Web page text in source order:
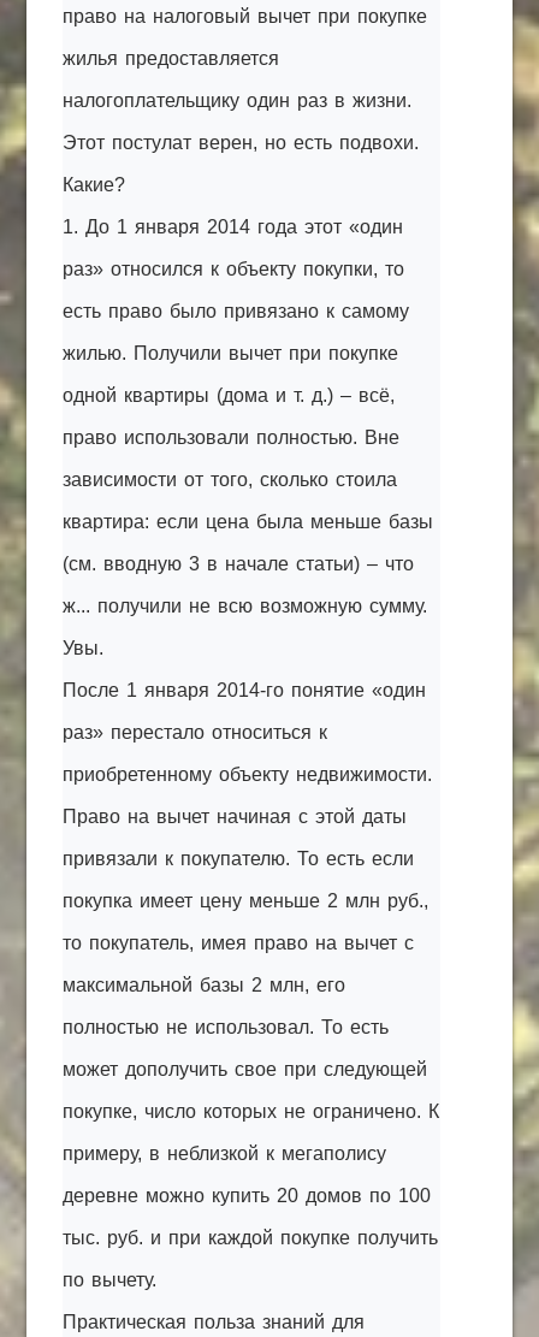
право на налоговый вычет при покупке
жилья предоставляется
налогоплательщику один раз в жизни.
Этот постулат верен, но есть подвохи.
Какие?
1. До 1 января 2014 года этот «один
раз» относился к объекту покупки, то
есть право было привязано к самому
жилью. Получили вычет при покупке
одной квартиры (дома и т. д.) – всё,
право использовали полностью. Вне
зависимости от того, сколько стоила
квартира: если цена была меньше базы
(см. вводную 3 в начале статьи) – что
ж... получили не всю возможную сумму.
Увы.
После 1 января 2014-го понятие «один
раз» перестало относиться к
приобретенному объекту недвижимости.
Право на вычет начиная с этой даты
привязали к покупателю. То есть если
покупка имеет цену меньше 2 млн руб.,
то покупатель, имея право на вычет с
максимальной базы 2 млн, его
полностью не использовал. То есть
может дополучить свое при следующей
покупке, число которых не ограничено. К
примеру, в неблизкой к мегаполису
деревне можно купить 20 домов по 100
тыс. руб. и при каждой покупке получить
по вычету.
Практическая польза знаний для